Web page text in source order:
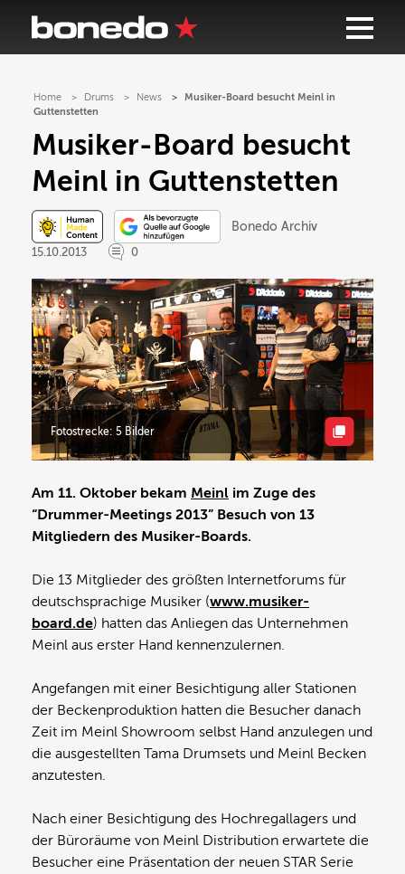
Home Drums News
Musiker-Board besucht Meinl in
Guttenstetten
Musiker-Board besucht
Meinl in Guttenstetten
Bonedo Archiv
15.10.2013
0
Fotostrecke: 5 Bilder
Am 11. Oktober bekam Meinl im Zuge des
“Drummer-Meetings 2013” Besuch von 13
Mitgliedern des Musiker-Boards.
Die 13 Mitglieder des größten Internetforums für
deutschsprachige Musiker (www.musiker-
board.de) hatten das Anliegen das Unternehmen
Meinl aus erster Hand kennenzulernen.
Angefangen mit einer Besichtigung aller Stationen
der Beckenproduktion hatten die Besucher danach
Zeit im Meinl Showroom selbst Hand anzulegen und
die ausgestellten Tama Drumsets und Meinl Becken
anzutesten.
Nach einer Besichtigung des Hochregallagers und
der Büroräume von Meinl Distribution erwartete die
Besucher eine Präsentation der neuen STAR Serie